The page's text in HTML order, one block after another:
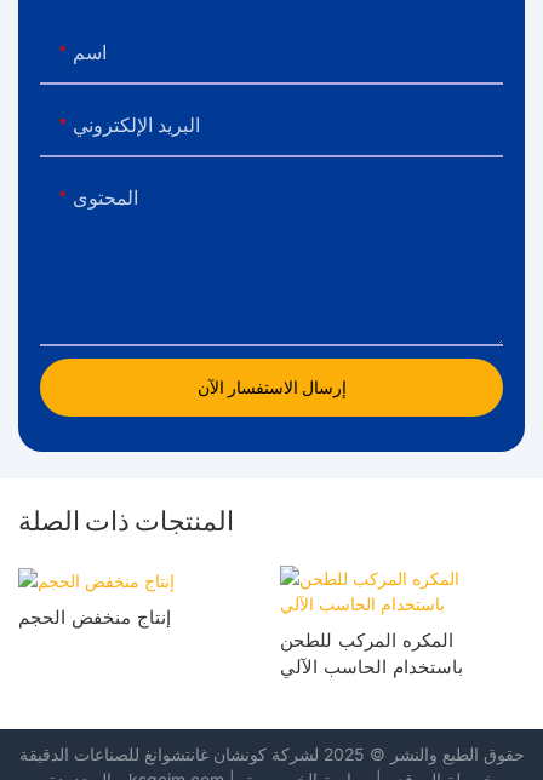
اسم
البريد الإلكتروني
المحتوى
إرسال الاستفسار الآن
المنتجات ذات الصلة
إنتاج منخفض الحجم
المكره المركب للطحن
باستخدام الحاسب الآلي
حقوق الطبع والنشر © 2025 لشركة كونشان
غانتشوانغ للصناعات الدقيقة